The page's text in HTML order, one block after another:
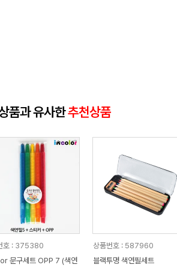
품과 유사한추천상품
호 : 375380
문구세트 OPP 7 (색연
상품번호 : 587960
블랙투명 색연필세트